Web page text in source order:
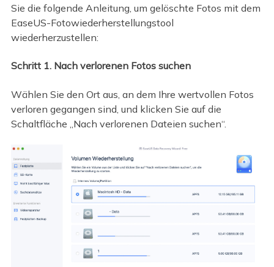
Sie die folgende Anleitung, um gelöschte Fotos mit dem
EaseUS-Fotowiederherstellungstool
wiederherzustellen:
Schritt 1. Nach verlorenen Fotos suchen
Wählen Sie den Ort aus, an dem Ihre wertvollen Fotos
verloren gegangen sind, und klicken Sie auf die
Schaltfläche „Nach verlorenen Dateien suchen“.